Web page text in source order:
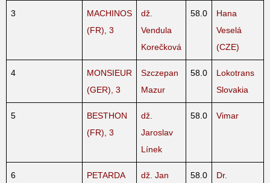
3
MACHINOS
(FR), 3
dž.
Vendula
Korečková
58.0
Hana
Veselá
(CZE)
4
MONSIEUR
(GER), 3
Szczepan
Mazur
58.0
Lokotrans
Slovakia
5
BESTHON
(FR), 3
dž.
Jaroslav
Línek
58.0 Vimar
6
PETARDA
dž. Jan
58.0
Dr.